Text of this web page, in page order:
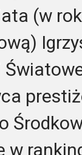
(w
w